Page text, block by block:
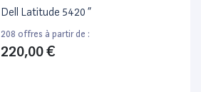
Dell Latitude 5420 ”
208 offres à partir de :
220,00 €